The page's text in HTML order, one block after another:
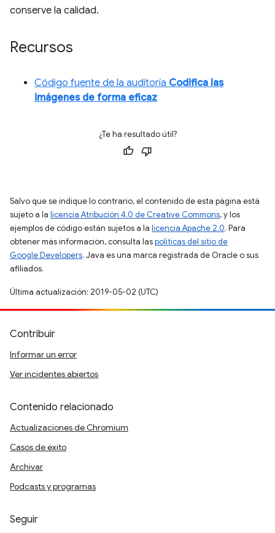
conserve la calidad.
Recursos
Código fuente de la auditoría Codifica las
imágenes de forma eficaz
¿Te ha resultado útil?
Salvo que se indique lo contrario, el contenido de esta página está
sujeto a la licencia Atribución 4.0 de Creative Commons, y los
ejemplos de código están sujetos a la licencia Apache 2.0. Para
obtener más información, consulta laspolíticas del sitio de
Google Developers. Java es una marca registrada de Oracle o sus
afiliados.
Última actualización: 2019-05-02 (UTC)
Contribuir
Informar un error
Ver incidentes abiertos
Contenido relacionado
Actualizaciones de Chromium
Casos de éxito
Archivar
Podcasts y programas
Seguir